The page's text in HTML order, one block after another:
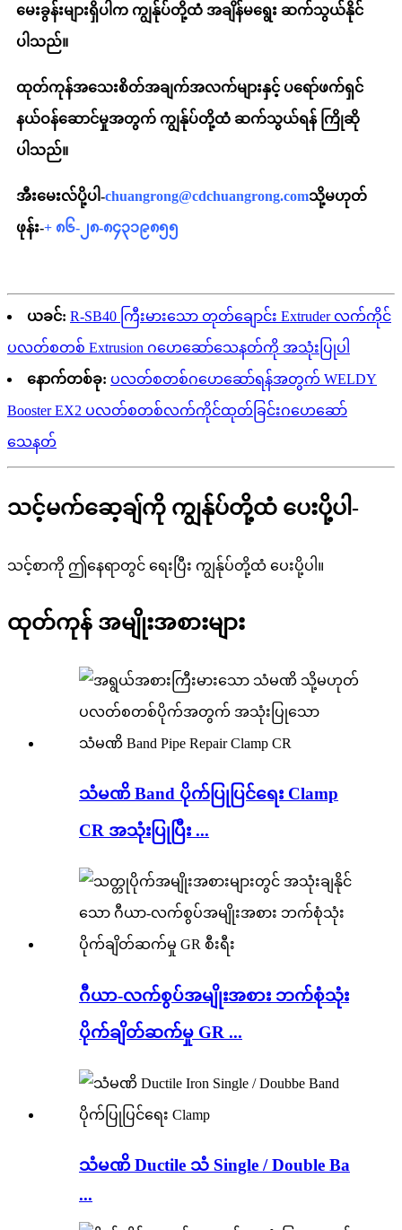
မေးခွန်းများရှိပါက ကျွန်ုပ်တို့ထံ အချိန်မရွေး ဆက်သွယ်နိုင်
ပါသည်။
ထုတ်ကုန်အသေးစိတ်အချက်အလက်များနှင့် ပရော်ဖက်ရှင်
နယ်ဝန်ဆောင်မှုအတွက် ကျွန်ုပ်တို့ထံ ဆက်သွယ်ရန် ကြိုဆို
ပါသည်။
အီးမေးလ်ပို့ပါ-chuangrong@cdchuangrong.comသို့မဟုတ်
ဖုန်း-+ ၈၆-၂၈-၈၄၃၁၉၈၅၅
ယခင်: R-SB40 ကြီးမားသော တုတ်ချောင်း Extruder လက်ကိုင်
ပလတ်စတစ် Extrusion ဂဟေဆော်သေနတ်ကို အသုံးပြုပါ
နောက်တစ်ခု: ပလတ်စတစ်ဂဟေဆော်ရန်အတွက် WELDY
Booster EX2 ပလတ်စတစ်လက်ကိုင်ထုတ်ခြင်းဂဟေဆော်
သေနတ်
သင့်မက်ဆေ့ချ်ကို ကျွန်ုပ်တို့ထံ ပေးပို့ပါ-
သင့်စာကို ဤနေရာတွင် ရေးပြီး ကျွန်ုပ်တို့ထံ ပေးပို့ပါ။
ထုတ်ကုန် အမျိုးအစားများ
သံမဏိ Band ပိုက်ပြုပြင်ရေး Clamp
CR အသုံးပြုပြီး ...
ဂီယာ-လက်စွပ်အမျိုးအစား ဘက်စုံသုံး
ပိုက်ချိတ်ဆက်မှု GR ...
သံမဏိ Ductile သံ Single / Double Ba
...